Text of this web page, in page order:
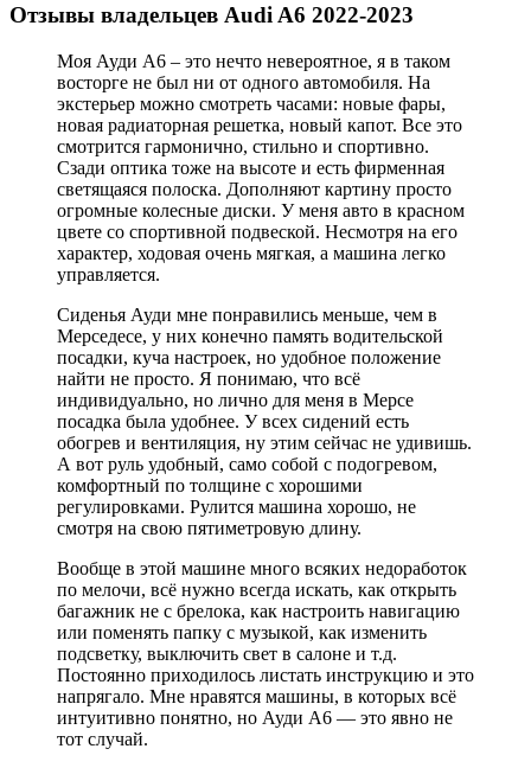
Отзывы владельцев Audi A6 2022-2023
Моя Ауди А6 – это нечто невероятное, я в таком
восторге не был ни от одного автомобиля. На
экстерьер можно смотреть часами: новые фары,
новая радиаторная решетка, новый капот. Все это
смотрится гармонично, стильно и спортивно.
Сзади оптика тоже на высоте и есть фирменная
светящаяся полоска. Дополняют картину просто
огромные колесные диски. У меня авто в красном
цвете со спортивной подвеской. Несмотря на его
характер, ходовая очень мягкая, а машина легко
управляется.
Сиденья Ауди мне понравились меньше, чем в
Мерседесе, у них конечно память водительской
посадки, куча настроек, но удобное положение
найти не просто. Я понимаю, что всё
индивидуально, но лично для меня в Мерсе
посадка была удобнее. У всех сидений есть
обогрев и вентиляция, ну этим сейчас не удивишь.
А вот руль удобный, само собой с подогревом,
комфортный по толщине с хорошими
регулировками. Рулится машина хорошо, не
смотря на свою пятиметровую длину.
Вообще в этой машине много всяких недоработок
по мелочи, всё нужно всегда искать, как открыть
багажник не с брелока, как настроить навигацию
или поменять папку с музыкой, как изменить
подсветку, выключить свет в салоне и т.д.
Постоянно приходилось листать инструкцию и это
напрягало. Мне нравятся машины, в которых всё
интуитивно понятно, но Ауди А6 — это явно не
тот случай.